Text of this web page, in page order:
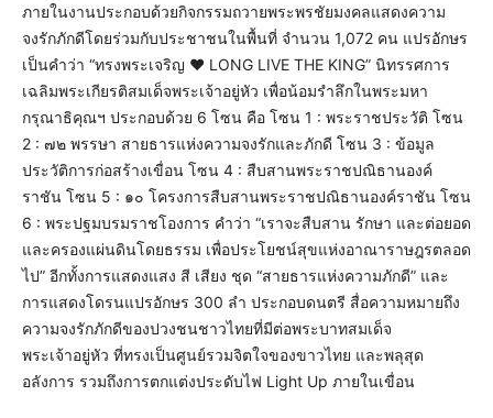
ภายในงานประกอบด้วยกิจกรรมถวายพระพรชัยมงคลแสดงความ
จงรักภักดีโดยร่วมกับประชาชนในพื้นที่ จำนวน 1,072 คน แปรอักษร
เป็นคำว่า “ทรงพระเจริญ ♥ LONG LIVE THE KING” นิทรรศการ
เฉลิมพระเกียรติสมเด็จพระเจ้าอยู่หัว เพื่อน้อมรำลึกในพระมหา
กรุณาธิคุณฯ ประกอบด้วย 6 โซน คือ โซน 1 : พระราชประวัติ โซน
2 : ๗๒ พรรษา สายธารแห่งความจงรักและภักดี โซน 3 : ข้อมูล
ประวัติการก่อสร้างเขื่อน โซน 4 : สืบสานพระราชปณิธานองค์
ราชัน โซน 5 : ๑๐ โครงการสืบสานพระราชปณิธานองค์ราชัน โซน
6 : พระปฐมบรมราชโองการ คำว่า “เราจะสืบสาน รักษา และต่อยอด
และครองแผ่นดินโดยธรรม เพื่อประโยชน์สุขแห่งอาณาราษฎรตลอด
ไป” อีกทั้งการแสดงแสง สี เสียง ชุด “สายธารแห่งความภักดี” และ
การแสดงโดรนแปรอักษร 300 ลำ ประกอบดนตรี สื่อความหมายถึง
ความจงรักภักดีของปวงชนชาวไทยที่มีต่อพระบาทสมเด็จ
พระเจ้าอยู่หัว ที่ทรงเป็นศูนย์รวมจิตใจของขาวไทย และพลุสุด
อลังการ รวมถึงการตกแต่งประดับไฟ Light Up ภายในเขื่อน